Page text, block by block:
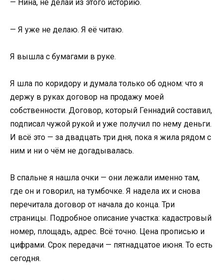
— Нина, не делай из этого историю.
— Я уже не делаю. Я её читаю.
Я вышла с бумагами в руке.
Я шла по коридору и думала только об одном: что я
держу в руках договор на продажу моей
собственности. Договор, который Геннадий составил,
подписал чужой рукой и уже получил по нему деньги.
И всё это — за двадцать три дня, пока я жила рядом с
ним и ни о чём не догадывалась.
В спальне я нашла очки — они лежали именно там,
где он и говорил, на тумбочке. Я надела их и снова
перечитала договор от начала до конца. Три
страницы. Подробное описание участка: кадастровый
номер, площадь, адрес. Всё точно. Цена прописью и
цифрами. Срок передачи — пятнадцатое июня. То есть
сегодня.